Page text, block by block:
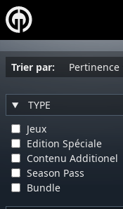
Trier par: Pertinence
TYPE
Jeux
Edition Spéciale
Contenu Additionel
Season Pass
Bundle